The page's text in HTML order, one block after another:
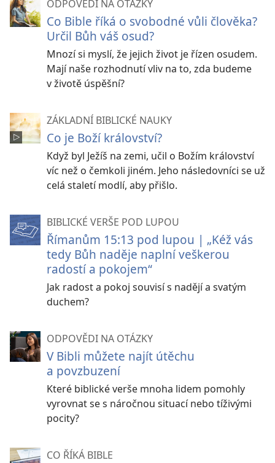
ODPOVĚDI NA OTÁZKY
Co Bible říká o svobodné vůli člověka?
Určil Bůh váš osud?
Mnozí si myslí, že jejich život je řízen osudem.
Mají naše rozhodnutí vliv na to, zda budeme
v životě úspěšní?
ZÁKLADNÍ BIBLICKÉ NAUKY
Co je Boží království?
Když byl Ježíš na zemi, učil o Božím království
víc než o čemkoli jiném. Jeho následovníci se už
celá staletí modlí, aby přišlo.
BIBLICKÉ VERŠE POD LUPOU
Římanům 15:13 pod lupou | „Kéž vás
tedy Bůh naděje naplní veškerou
radostí a pokojem“
Jak radost a pokoj souvisí s nadějí a svatým
duchem?
ODPOVĚDI NA OTÁZKY
V Bibli můžete najít útěchu
a povzbuzení
Které biblické verše mnoha lidem pomohly
vyrovnat se s náročnou situací nebo tíživými
pocity?
CO ŘÍKÁ BIBLE